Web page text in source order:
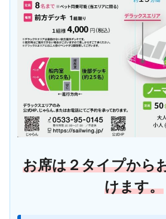
お席は２タイプから
けます。